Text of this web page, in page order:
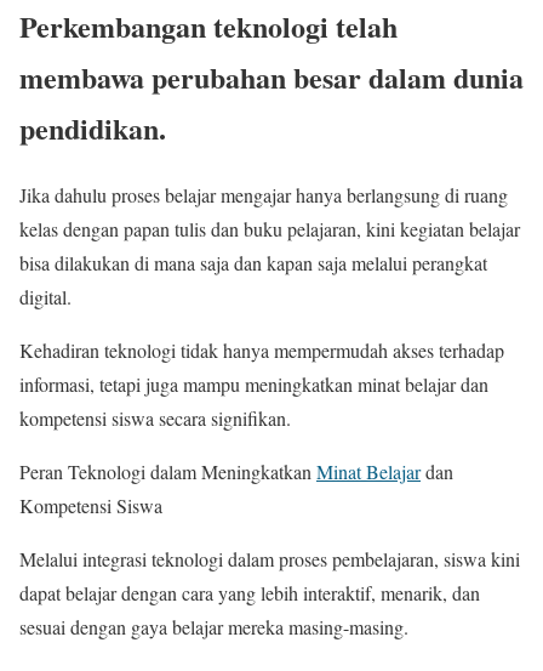
Perkembangan teknologi telah
membawa perubahan besar dalam dunia
pendidikan.
Jika dahulu proses belajar mengajar hanya berlangsung di ruang
kelas dengan papan tulis dan buku pelajaran, kini kegiatan belajar
bisa dilakukan di mana saja dan kapan saja melalui perangkat
digital.
Kehadiran teknologi tidak hanya mempermudah akses terhadap
informasi, tetapi juga mampu meningkatkan minat belajar dan
kompetensi siswa secara signifikan.
Peran Teknologi dalam MeningkatkanMinat Belajardan
Kompetensi Siswa
Melalui integrasi teknologi dalam proses pembelajaran, siswa kini
dapat belajar dengan cara yang lebih interaktif, menarik, dan
sesuai dengan gaya belajar mereka masing-masing.